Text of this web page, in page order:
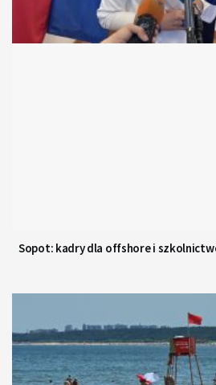
Sopot: kadry dla offshore i